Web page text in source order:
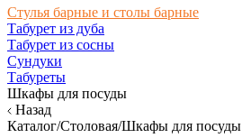
Стулья барные и столы барные
Табурет из дуба
Табурет из сосны
Сундуки
Табуреты
Шкафы для посуды
Назад
Каталог/Столовая/Шкафы для посуды